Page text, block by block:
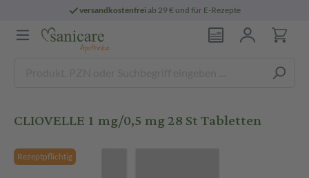
versandkostenfreiab 29 € und für E-Rezepte
CLIOVELLE 1 mg/0,5 mg 28 St Tabletten
Rezeptpflichtig